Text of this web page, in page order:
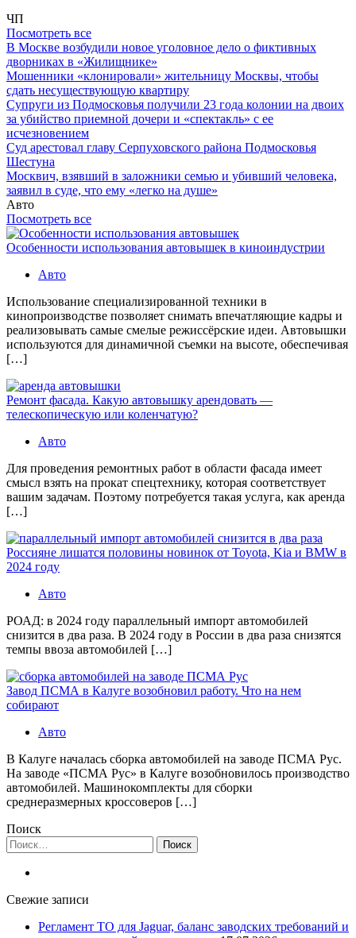
ЧП
Посмотреть все
В Москве возбудили новое уголовное дело о фиктивных
дворниках в «Жилищнике»
Мошенники «клонировали» жительницу Москвы, чтобы
сдать несуществующую квартиру
Супруги из Подмосковья получили 23 года колонии на двоих
за убийство приемной дочери и «спектакль» с ее
исчезновением
Суд арестовал главу Серпуховского района Подмосковья
Шестуна
Москвич, взявший в заложники семью и убивший человека,
заявил в суде, что ему «легко на душе»
Авто
Посмотреть все
Особенности использования автовышек в киноиндустрии
Авто
Использование специализированной техники в
кинопроизводстве позволяет снимать впечатляющие кадры и
реализовывать самые смелые режиссёрские идеи. Автовышки
используются для динамичной съемки на высоте, обеспечивая
[…]
Ремонт фасада. Какую автовышку арендовать —
телескопическую или коленчатую?
Авто
Для проведения ремонтных работ в области фасада имеет
смысл взять на прокат спецтехнику, которая соответствует
вашим задачам. Поэтому потребуется такая услуга, как аренда
[…]
Россияне лишатся половины новинок от Toyota, Kia и BMW в
2024 году
Авто
РОАД: в 2024 году параллельный импорт автомобилей
снизится в два раза. В 2024 году в России в два раза снизятся
темпы ввоза автомобилей […]
Завод ПСМА в Калуге возобновил работу. Что на нем
собирают
Авто
В Калуге началась сборка автомобилей на заводе ПСМА Рус.
На заводе «ПСМА Рус» в Калуге возобновилось производство
автомобилей. Машинокомплекты для сборки
среднеразмерных кроссоверов […]
Поиск
Найти:
Свежие записи
Регламент ТО для Jaguar, баланс заводских требований и